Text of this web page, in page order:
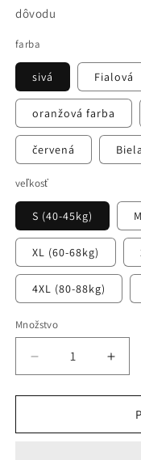
dôvodu
farba
sivá Fialová
oranžová farba
červená Biela
veľkosť
S (40-45kg)
XL (60-68kg)
4XL (80-88kg)
Množstvo
množstvo
pre
Zľava
Zvýšiť
pre